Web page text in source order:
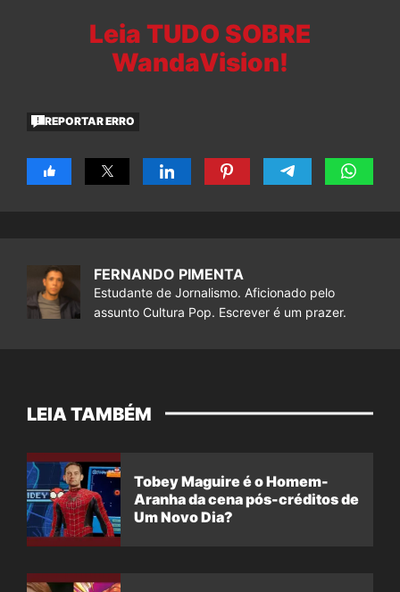
Leia TUDO SOBRE
WandaVision!
REPORTAR ERRO
FERNANDO PIMENTA
Estudante de Jornalismo. Aficionado pelo
assunto Cultura Pop. Escrever é um prazer.
LEIA TAMBÉM
Tobey Maguire é o Homem-
Aranha da cena pós-créditos de
Um Novo Dia?